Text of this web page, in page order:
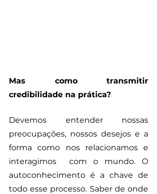
Mas como transmitir
credibilidade na prática?
Devemos entender nossas
preocupações, nossos desejos e a
forma como nos relacionamos e
interagimos  com o mundo. O
autoconhecimento é a chave de
todo esse processo. Saber de onde